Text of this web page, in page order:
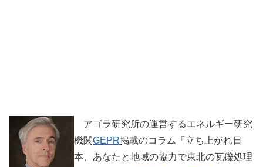
アゴラ研究所の運営するエネルギー研究
機関GEPR掲載のコラム「立ち上がれ日
本、あなたと地域の協力で東北の瓦礫処理